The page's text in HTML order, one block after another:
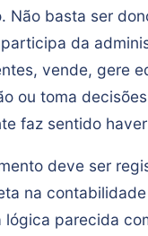
Não basta ser
da
vende, gere
ou toma
faz sentido
deve ser
na
lógica parecida